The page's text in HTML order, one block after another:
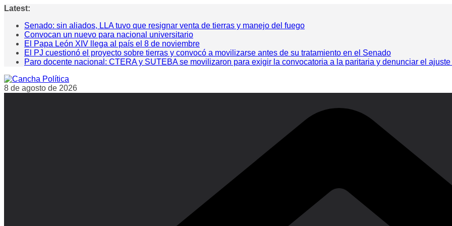
Saltar
contenido
Latest:
Senado: sin aliados, LLA tuvo que resignar venta de tierras y manejo del fuego
Convocan un nuevo para nacional universitario
El Papa León XIV llega al país el 8 de noviembre
El PJ cuestionó el proyecto sobre tierras y convocó a movilizarse antes de su tratamiento en el Senado
Paro docente nacional: CTERA y SUTEBA se movilizaron para exigir la convocatoria a la paritaria y denunciar el
8 de agosto de 2026